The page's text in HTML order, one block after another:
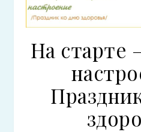
На старте